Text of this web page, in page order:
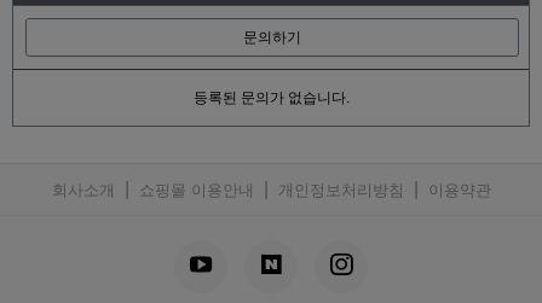
문의하기
등록된 문의가 없습니다.
회사소개 쇼핑몰 이용안내 개인정보처리방침 이용약관